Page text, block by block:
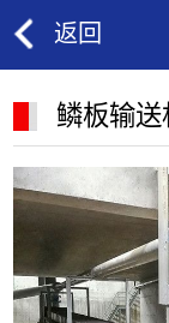
返回
鳞板输送